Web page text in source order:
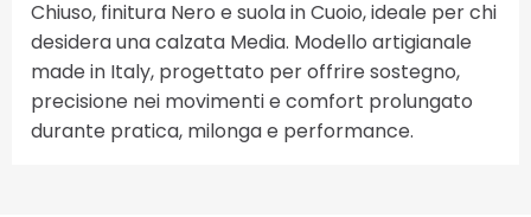
Chiuso, finitura Nero e suola in Cuoio, ideale per chi
desidera una calzata Media. Modello artigianale
made in Italy, progettato per offrire sostegno,
precisione nei movimenti e comfort prolungato
durante pratica, milonga e performance.